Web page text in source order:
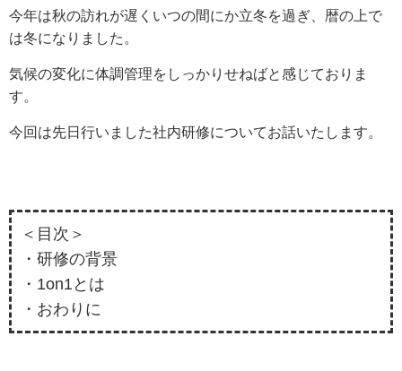
今年は秋の訪れが遅くいつの間にか立冬を過ぎ、暦の上で
は冬になりました。
気候の変化に体調管理をしっかりせねばと感じておりま
す。
今回は先日行いました社内研修についてお話いたします。
＜目次＞
・研修の背景
・1on1とは
・おわりに